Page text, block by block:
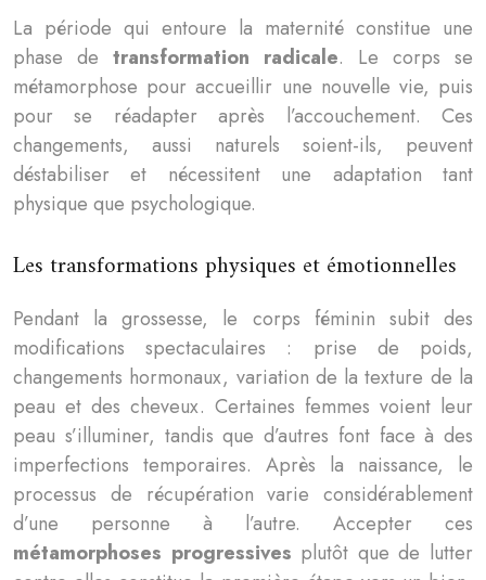
La période qui entoure la maternité constitue une
phase de transformation radicale. Le corps se
métamorphose pour accueillir une nouvelle vie, puis
pour se réadapter après l’accouchement. Ces
changements, aussi naturels soient-ils, peuvent
déstabiliser et nécessitent une adaptation tant
physique que psychologique.
Les transformations physiques et émotionnelles
Pendant la grossesse, le corps féminin subit des
modifications spectaculaires : prise de poids,
changements hormonaux, variation de la texture de la
peau et des cheveux. Certaines femmes voient leur
peau s’illuminer, tandis que d’autres font face à des
imperfections temporaires. Après la naissance, le
processus de récupération varie considérablement
d’une personne à l’autre. Accepter ces
métamorphoses progressives plutôt que de lutter